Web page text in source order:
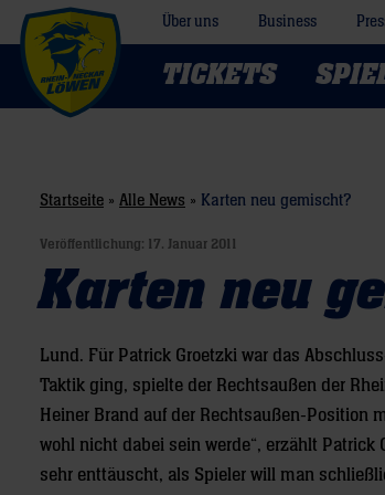
Über uns Business
TICKETS
Startseite » Alle News » Karten neu gemischt?
Veröffentlichung: 17. Januar 2011
Karten neu
Lund. Für Patrick Groetzki war das
Taktik ging, spielte der Rechtsaußen der
Heiner Brand auf der Rechtsaußen-Position
wohl nicht dabei sein werde“, erzählt
sehr enttäuscht, als Spieler will man